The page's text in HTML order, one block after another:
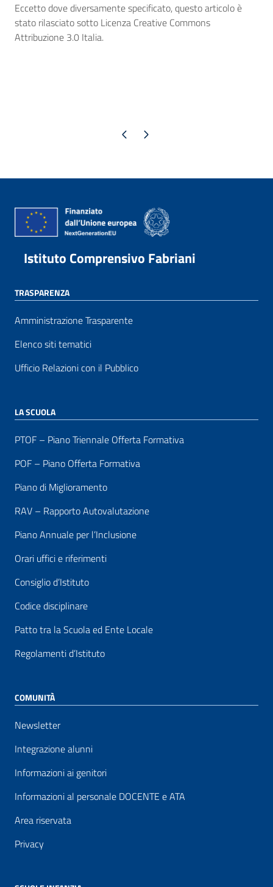
Eccetto dove diversamente specificato, questo articolo è
stato rilasciato sotto Licenza Creative Commons
Attribuzione 3.0 Italia.
Pagina precedente
Pagina successiva
Istituto Comprensivo Fabriani
TRASPARENZA
Amministrazione Trasparente
Elenco siti tematici
Ufficio Relazioni con il Pubblico
LA SCUOLA
PTOF – Piano Triennale Offerta Formativa
POF – Piano Offerta Formativa
Piano di Miglioramento
RAV – Rapporto Autovalutazione
Piano Annuale per l’Inclusione
Orari uffici e riferimenti
Consiglio d’Istituto
Codice disciplinare
Patto tra la Scuola ed Ente Locale
Regolamenti d’Istituto
COMUNITÀ
Newsletter
Integrazione alunni
Informazioni ai genitori
Informazioni al personale DOCENTE e ATA
Area riservata
Privacy